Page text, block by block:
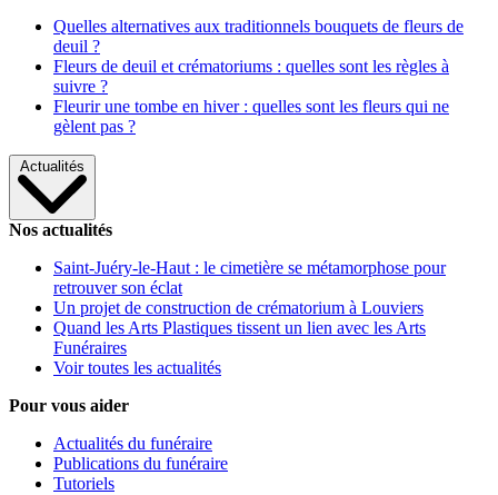
Quelles alternatives aux traditionnels bouquets de fleurs de
deuil ?
Fleurs de deuil et crématoriums : quelles sont les règles à
suivre ?
Fleurir une tombe en hiver : quelles sont les fleurs qui ne
gèlent pas ?
Actualités
Nos actualités
Saint-Juéry-le-Haut : le cimetière se métamorphose pour
retrouver son éclat
Un projet de construction de crématorium à Louviers
Quand les Arts Plastiques tissent un lien avec les Arts
Funéraires
Voir toutes les actualités
Pour vous aider
Actualités du funéraire
Publications du funéraire
Tutoriels